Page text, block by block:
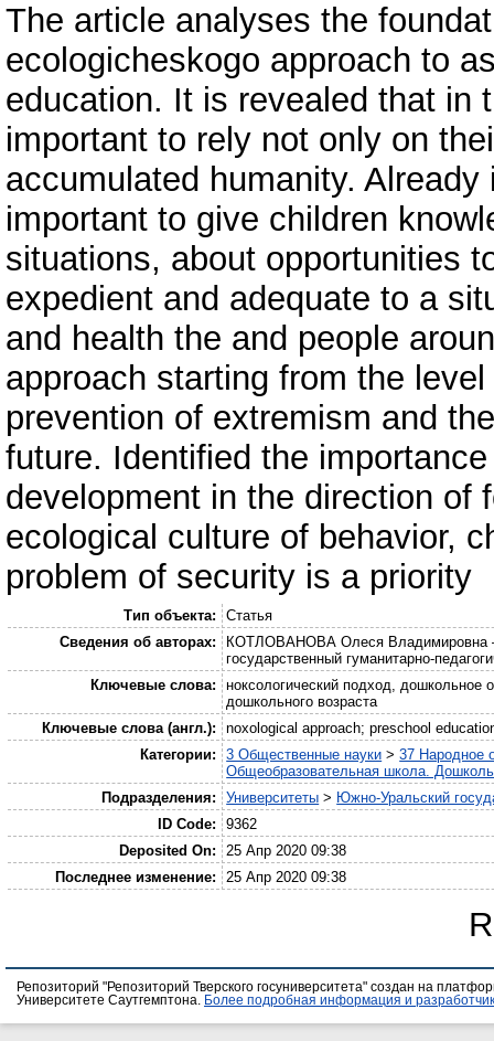
The article analyses the
ecologicheskogo approach to
education. It is revealed that in
important to rely not only on
accumulated humanity.
important to give children
situations, about opportunities
expedient and adequate to a
and health the and people
approach starting from the
prevention of extremism and
future. Identified the
development in the direction of
ecological culture of behavior,
problem of security is a priority
Тип объекта:
Статья
Сведения об авторах:
КОТЛОВАНОВА Олеся Владимировна –
государственный гуманитарно-
Ключевые слова:
ноксологический подход, дошкольное
дошкольного возраста
Ключевые слова (англ.):
noxological approach; preschool
Категории:
3 Общественные науки >37 Народное
Общеобразовательная школа.
Подразделения:
Университеты > Южно-Уральский
ID Code:
9362
Deposited On:
25 Апр 2020 09:38
Последнее изменение:
25 Апр 2020 09:38
Репозиторий "Репозиторий Тверского госуниверситета" создан на
Университете Саутгемптона. Более подробная информация и